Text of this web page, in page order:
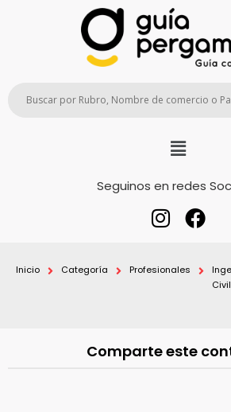
Seguinos en redes
Inicio Categoría Profesionales
Civil
Comparte este